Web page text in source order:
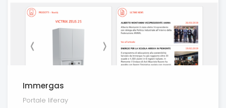
Immergas
Portale liferay